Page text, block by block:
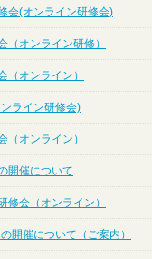
会(オンライン研修会)
（オンライン研修）
（オンライン）
ライン研修会)
（オンライン）
開催について
修会（オンライン）
開催について（ご案内）